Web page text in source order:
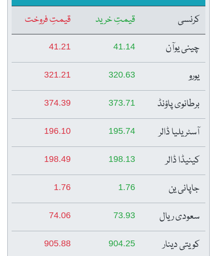
کرنسی
قیمتِ خرید
قیمتِ فروخت
چینی یوآن
41.14
41.21
یورو 320.63
321.21
برطانوی پاؤنڈ 373.71
374.39
آسٹریلیا ڈالر 195.74
196.10
کینیڈا ڈالر 198.13
198.49
جاپانی ین 1.76
1.76
سعودی ریال 73.93
74.06
کویتی دینار 904.25
905.88